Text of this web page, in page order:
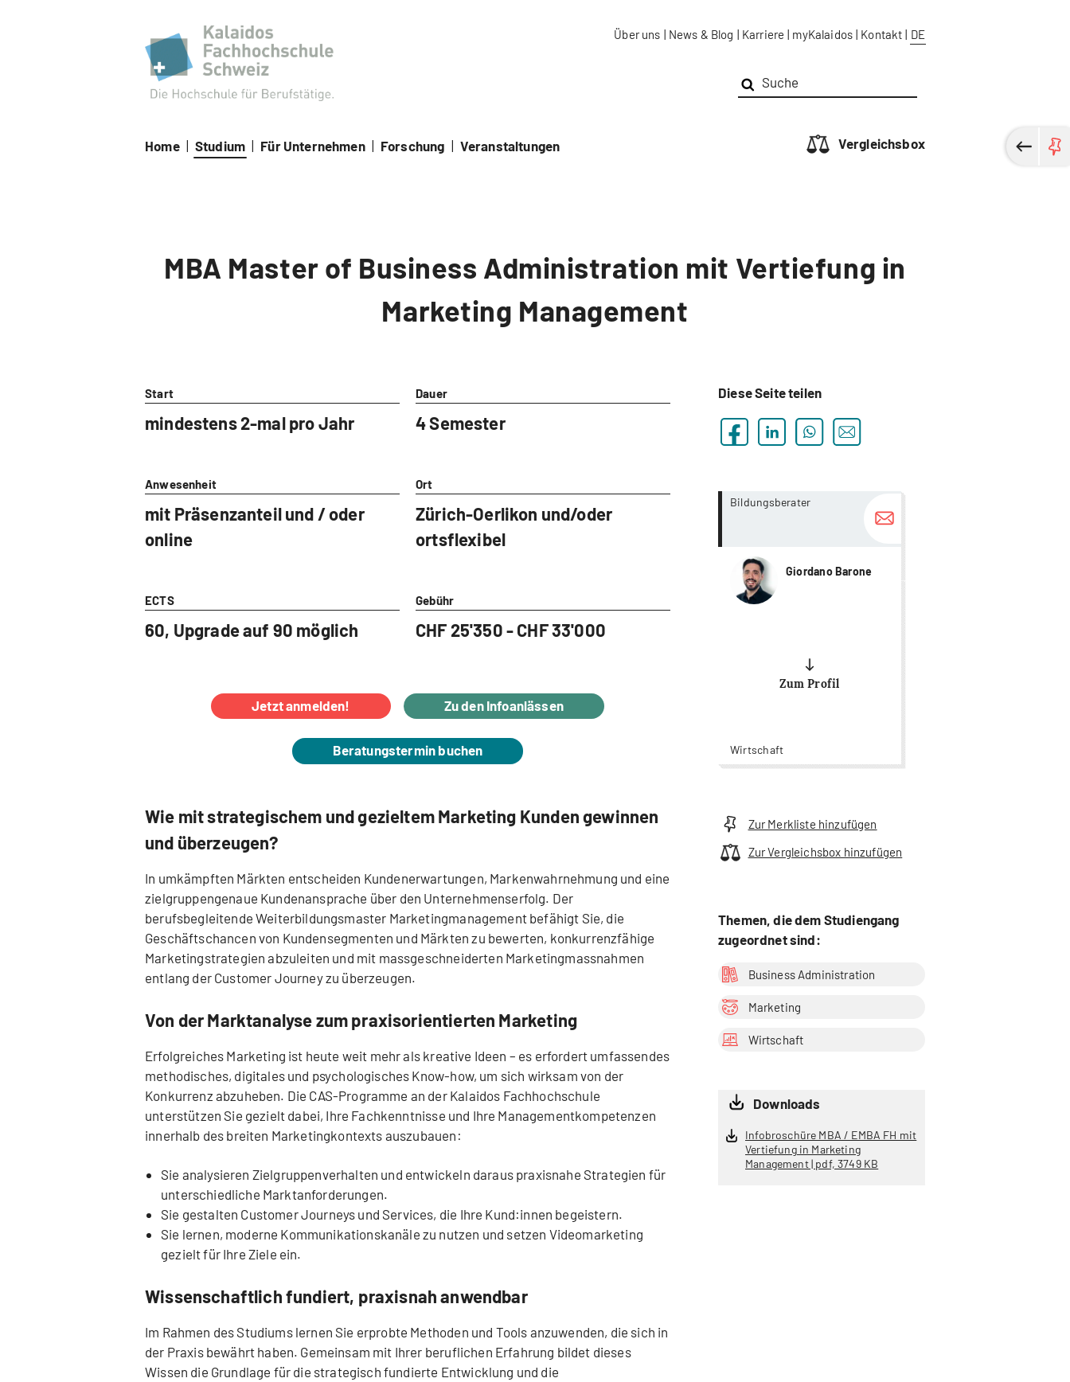
Über uns | News & Blog | Karriere | myKalaidos | Kontakt | DE
Home | Studium | Für Unternehmen | Forschung | Veranstaltungen Vergleichsbox
MBA Master of Business Administration mit Vertiefung in
Marketing Management
Start
mindestens 2-mal pro Jahr
Dauer
4 Semester
Anwesenheit
mit Präsenzanteil und / oder
online
Ort
Zürich-Oerlikon und/oder
ortsflexibel
ECTS
60, Upgrade auf 90 möglich
Gebühr
CHF 25'350 - CHF 33'000
Jetzt anmelden! Zu den Infoanlässen
Beratungstermin buchen
Wie mit strategischem und gezieltem Marketing Kunden gewinnen
und überzeugen?
In umkämpften Märkten entscheiden Kundenerwartungen, Markenwahrnehmung und eine
zielgruppengenaue Kundenansprache über den Unternehmenserfolg. Der
berufsbegleitende Weiterbildungsmaster Marketingmanagement befähigt Sie, die
Geschäftschancen von Kundensegmenten und Märkten zu bewerten, konkurrenzfähige
Marketingstrategien abzuleiten und mit massgeschneiderten Marketingmassnahmen
entlang der Customer Journey zu überzeugen.
Von der Marktanalyse zum praxisorientierten Marketing
Erfolgreiches Marketing ist heute weit mehr als kreative Ideen – es erfordert umfassendes
methodisches, digitales und psychologisches Know-how, um sich wirksam von der
Konkurrenz abzuheben. Die CAS-Programme an der Kalaidos Fachhochschule
unterstützen Sie gezielt dabei, Ihre Fachkenntnisse und Ihre Managementkompetenzen
innerhalb des breiten Marketingkontexts auszubauen:
Sie analysieren Zielgruppenverhalten und entwickeln daraus praxisnahe Strategien für
unterschiedliche Marktanforderungen.
Sie gestalten Customer Journeys und Services, die Ihre Kund:innen begeistern.
Sie lernen, moderne Kommunikationskanäle zu nutzen und setzen Videomarketing
gezielt für Ihre Ziele ein.
Wissenschaftlich fundiert, praxisnah anwendbar
Im Rahmen des Studiums lernen Sie erprobte Methoden und Tools anzuwenden, die sich in
der Praxis bewährt haben. Gemeinsam mit Ihrer beruflichen Erfahrung bildet dieses
Wissen die Grundlage für die strategisch fundierte Entwicklung und die
Diese Seite teilen
Bildungsberater
Giordano Barone
Zum Profil
Wirtschaft
more...
more...
Zur Merkliste hinzufügen
Zur Vergleichsbox hinzufügen
Themen, die dem Studiengang
zugeordnet sind:
Business Administration
Marketing
Wirtschaft
Downloads
Infobroschüre MBA / EMBA FH mit
Vertiefung in Marketing
Management | pdf, 3749 KB